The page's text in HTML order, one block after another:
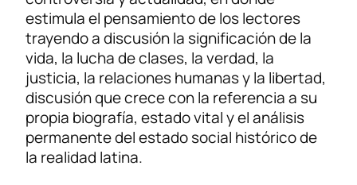
estimula el pensamiento de los lectores
trayendo a discusión la significación de la
vida, la lucha de clases, la verdad, la
justicia, la relaciones humanas y la libertad,
discusión que crece con la referencia a su
propia biografía, estado vital y el análisis
permanente del estado social histórico de
la realidad latina.